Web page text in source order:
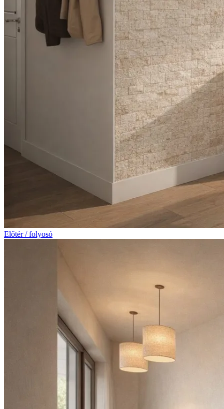
Előtér / folyosó